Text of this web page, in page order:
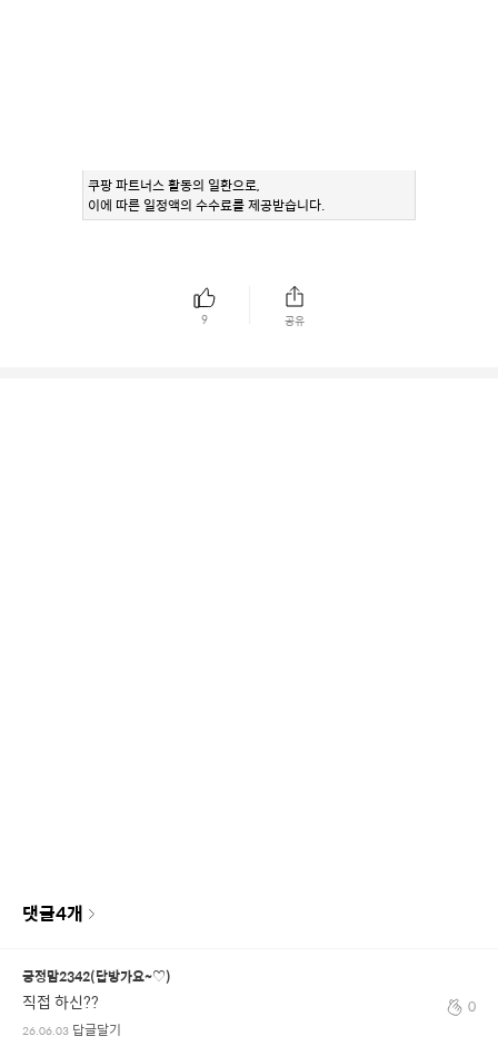
쿠팡 파트너스 활동의 일환으로,
이에 따른 일정액의 수수료를 제공받습니다.
9 공유
댓글4개
긍정맘2342(답방가요~♡)
직접 하신??
26.06.03 답글달기
0